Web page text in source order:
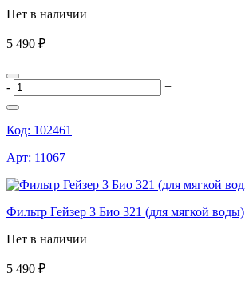
Нет в наличии
5 490 ₽
- +
Код: 102461
Арт: 11067
Фильтр Гейзер 3 Био 321 (для мягкой воды)
Нет в наличии
5 490 ₽